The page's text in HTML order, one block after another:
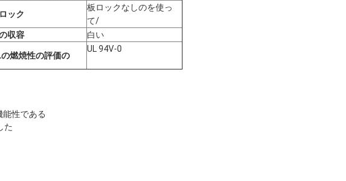
ック
板ロックなしのを使っ
て/
収容 白い
の燃焼性の評価の
UL 94V-0
能性である
た